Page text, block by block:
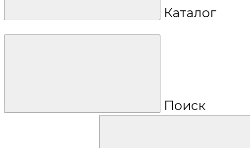
Каталог
Поиск